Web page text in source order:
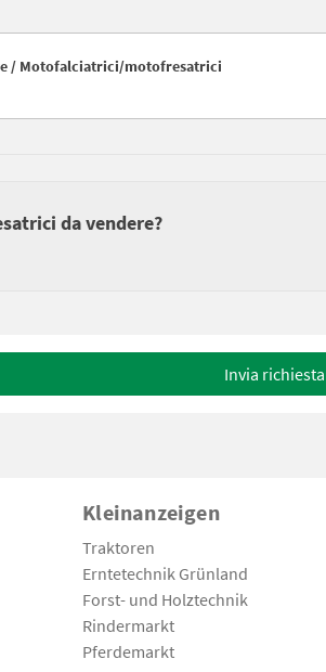
/ Motofalciatrici/motofresatrici
da vendere?
Invia richiesta
Kleinanzeigen
Traktoren
Erntetechnik Grünland
Forst- und Holztechnik
Rindermarkt
Pferdemarkt